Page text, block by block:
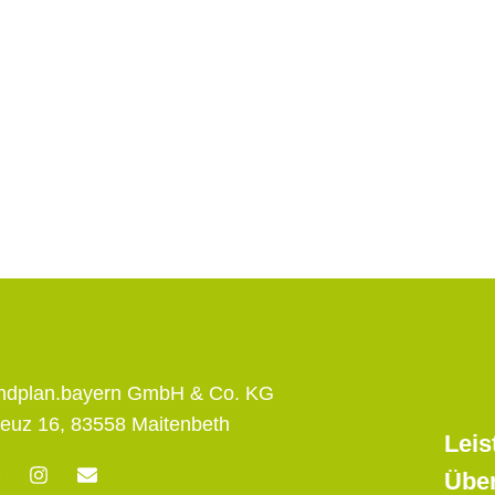
GmbH & Co. KG
16, 83558 Maitenbeth
I
n
E
n